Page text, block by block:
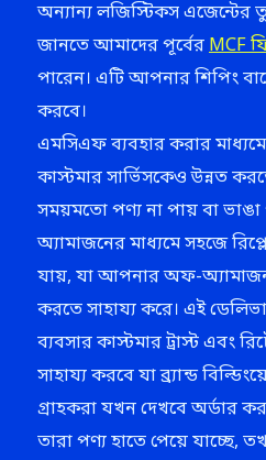
অন্যান্য লজিস্টিকস এজেন্টের
জানতে আমাদের পূর্বেরMCF
পারেন। এটি আপনার শিপিং
করবে।
এমসিএফ ব্যবহার করার মাধ্যমে
কাস্টমার সার্ভিসকেও উন্নত
সময়মতো পণ্য না পায় বা
অ্যামাজনের মাধ্যমে সহজে
যায়, যা আপনার অফ-অ্যামাজন
করতে সাহায্য করে। এই
ব্যবসার কাস্টমার ট্রাস্ট এবং
সাহায্য করবে যা ব্র্যান্ড
গ্রাহকরা যখন দেখবে অর্ডার
তারা পণ্য হাতে পেয়ে যাচ্ছে,